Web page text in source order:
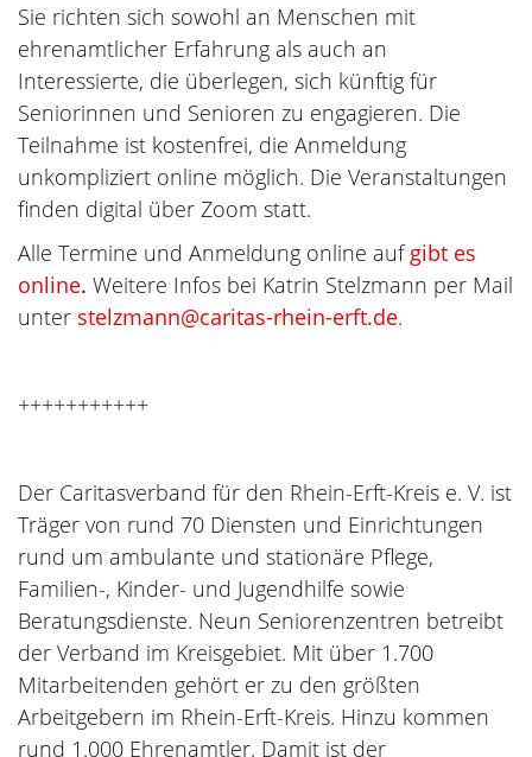
Sie richten sich sowohl an Menschen mit
ehrenamtlicher Erfahrung als auch an
Interessierte, die überlegen, sich künftig für
Seniorinnen und Senioren zu engagieren. Die
Teilnahme ist kostenfrei, die Anmeldung
unkompliziert online möglich. Die Veranstaltungen
finden digital über Zoom statt.
Alle Termine und Anmeldung online aufgibt es
online. Weitere Infos bei Katrin Stelzmann per Mail
unter stelzmann@caritas-rhein-erft.de.
+++++++++++
Der Caritasverband für den Rhein-Erft-Kreis e. V. ist
Träger von rund 70 Diensten und Einrichtungen
rund um ambulante und stationäre Pflege,
Familien-, Kinder- und Jugendhilfe sowie
Beratungsdienste. Neun Seniorenzentren betreibt
der Verband im Kreisgebiet. Mit über 1.700
Mitarbeitenden gehört er zu den größten
Arbeitgebern im Rhein-Erft-Kreis. Hinzu kommen
rund 1.000 Ehrenamtler. Damit ist der